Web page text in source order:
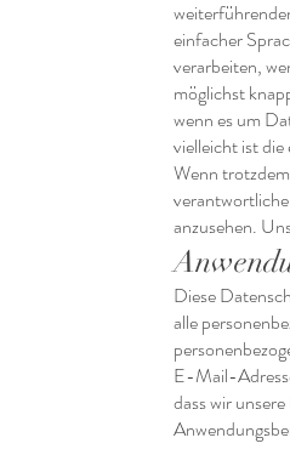
einfacher
verarbeiten,
möglichst
wenn es um
vielleicht ist
Wenn
anzusehen.
Diese
alle
E-Mail-
dass wir